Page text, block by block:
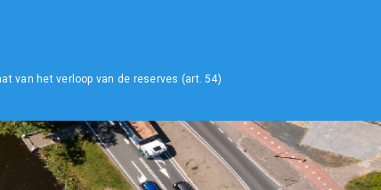
van het verloop van de reserves (art. 54)